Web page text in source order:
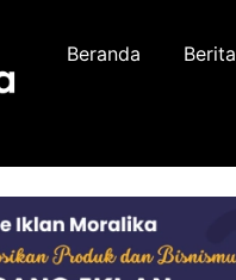
Beranda Berita